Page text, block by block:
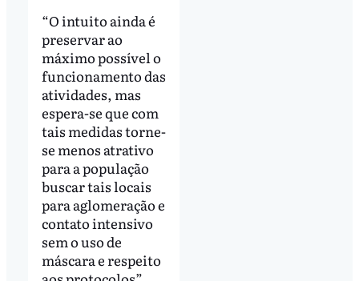
“O intuito ainda é
preservar ao
máximo possível o
funcionamento das
atividades, mas
espera-se que com
tais medidas torne-
se menos atrativo
para a população
buscar tais locais
para aglomeração e
contato intensivo
sem o uso de
máscara e respeito